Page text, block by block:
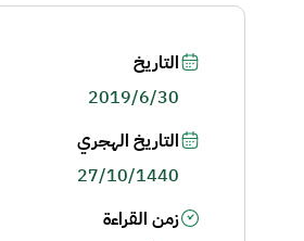
التاريخ
2019/6/30
التاريخ الهجري
27/10/1440
زمن القراءة